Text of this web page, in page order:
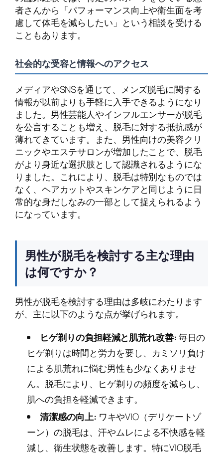
者さんから「パフォーマンス向上や衛生面を考
慮して体毛を減らしたい」という相談を受ける
こともあります。
社会的な受容と情報へのアクセス
メディアやSNSを通じて、メンズ脱毛に関する
情報が以前よりも手軽に入手できるようになり
ました。男性芸能人やインフルエンサーが脱毛
を公言することも増え、脱毛に対する抵抗感が
薄れてきています。また、男性向けの美容クリ
ニックやエステサロンが増加したことで、脱毛
がより身近な選択肢として認識されるようにな
りました。これにより、脱毛は特別なものでは
なく、ヘアカットやスキンケアと同じように日
常的な身だしなみの一部として捉えられるよう
になっています。
男性が脱毛を検討する主な理由
は何ですか？
男性が脱毛を検討する理由は多岐にわたります
が、主に以下のような点が挙げられます。
ヒゲ剃りの負担軽減と肌荒れ改善:毎日の
ヒゲ剃りは時間と労力を要し、カミソリ負け
による肌荒れに悩む男性も少なくありませ
ん。脱毛により、ヒゲ剃りの頻度を減らし、
肌への負担を軽減できます。
清潔感の向上: ワキやVIO（デリケートゾ
ーン）の脱毛は、汗やムレによる不快感を軽
減し、衛生状態を改善します。特にVIO脱毛